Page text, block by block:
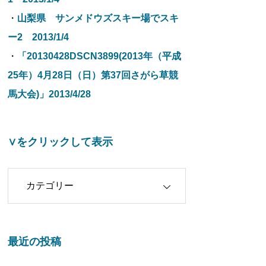
・ 山梨県 サンメドウズスキー場でスキ
ー2 2013/1/4
・
「20130428DSCN3899(2013年（平成
25年）4月28日（日）第37回さがら草競
馬大会)」2013/4/28
∨をクリックして表示
最近の投稿